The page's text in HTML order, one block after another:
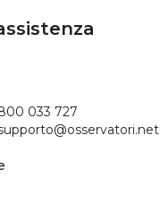
033 727